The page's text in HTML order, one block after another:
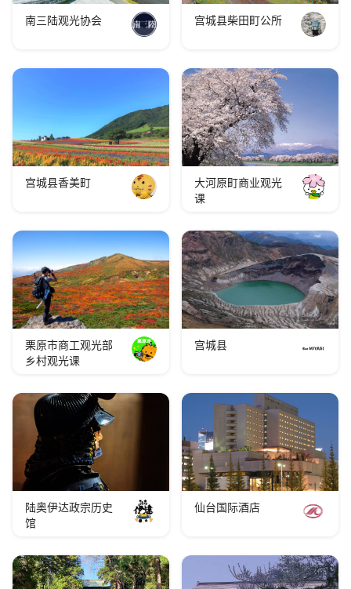
南三陆观光协会 宫城县柴田町公所
宫城县香美町
大河原町商业观光
课
栗原市商工观光部
乡村观光课
宫城县
陆奥伊达政宗历史
馆
仙台国际酒店